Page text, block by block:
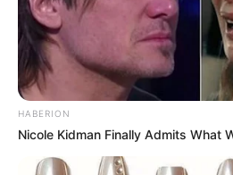
HABERION
Nicole Kidman Finally Admits What